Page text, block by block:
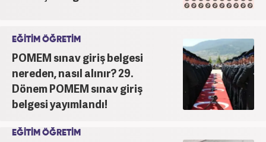
EĞİTİM ÖĞRETİM
POMEM sınav giriş belgesi
nereden, nasıl alınır? 29.
Dönem POMEM sınav giriş
belgesi yayımlandı!
EĞİTİM ÖĞRETİM